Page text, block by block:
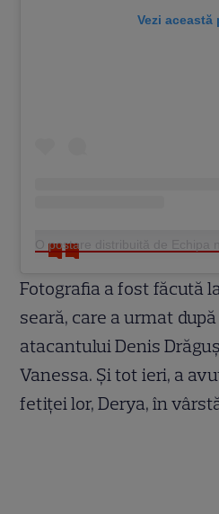
Vezi această
O postare distribuită de
Fotografia a fost făcută
seară, care a urmat
atacantului Denis
Vanessa. Și tot ieri, a
fetiţei lor, Derya, în